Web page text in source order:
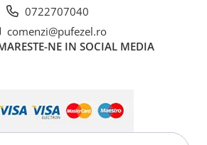
0722707040
comenzi@pufezel.ro
NE IN SOCIAL MEDIA